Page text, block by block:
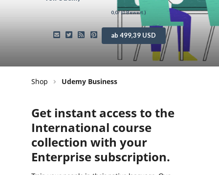
0,0/ (0Bewert.)
ab 499,39 USD
Shop Udemy Business